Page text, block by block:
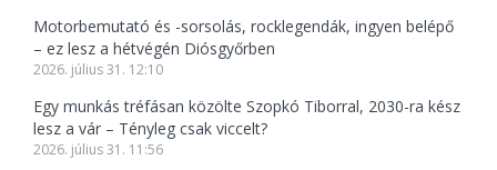
Motorbemutató és -sorsolás, rocklegendák, ingyen belépő
– ez lesz a hétvégén Diósgyőrben
2026. július 31. 12:10
Egy munkás tréfásan közölte Szopkó Tiborral, 2030-ra kész
lesz a vár – Tényleg csak viccelt?
2026. július 31. 11:56